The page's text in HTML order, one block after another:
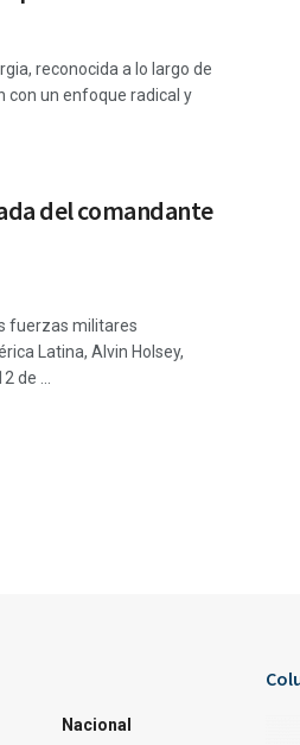
reconocida a lo largo de
con un enfoque radical y
del comandante
fuerzas militares
Latina, Alvin Holsey,
de ...
Nacional